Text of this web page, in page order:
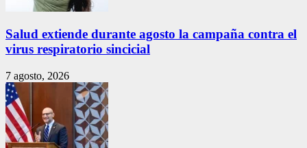
Salud extiende durante agosto la campaña contra el
virus respiratorio sincicial
7 agosto, 2026